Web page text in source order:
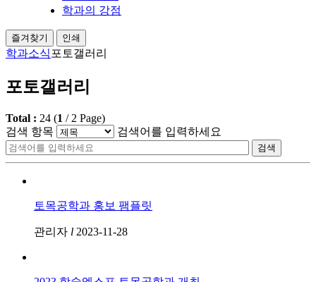
학과의 강점
즐겨찾기 인쇄
학과소식 포토갤러리
포토갤러리
Total : 24 (1 / 2 Page)
검색 항목
검색어를 입력하세요
검색
토목공학과 홍보 팸플릿
관리자 l 2023-11-28